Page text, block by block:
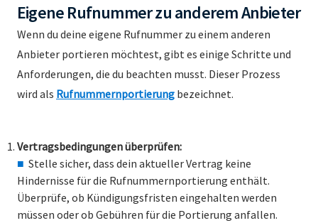
Eigene Rufnummer zu anderem Anbieter
Wenn du deine eigene Rufnummer zu einem anderen
Anbieter portieren möchtest, gibt es einige Schritte und
Anforderungen, die du beachten musst. Dieser Prozess
wird als Rufnummernportierung bezeichnet.
Vertragsbedingungen überprüfen:
Stelle sicher, dass dein aktueller Vertrag keine
Hindernisse für die Rufnummernportierung enthält.
Überprüfe, ob Kündigungsfristen eingehalten werden
müssen oder ob Gebühren für die Portierung anfallen.